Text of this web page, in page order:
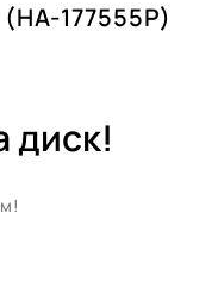
177555P)
диск!